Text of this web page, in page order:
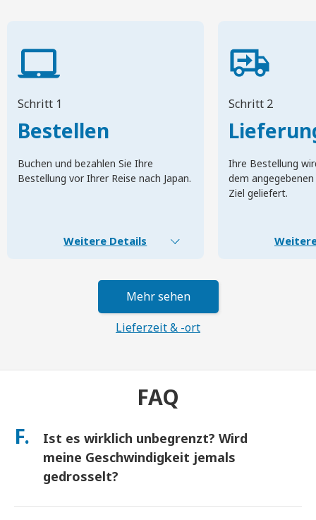
Schritt 1
Bestellen
Buchen und bezahlen Sie Ihre
Bestellung vor Ihrer Reise nach Japan.
Weitere Details
Schritt 2
Ihre Bestellung
dem
Ziel geliefert.
Mehr sehen
Lieferzeit & -ort
FAQ
F.
Ist es wirklich unbegrenzt? Wird
meine Geschwindigkeit jemals
gedrosselt?
Ja. Es ist wirklich unbegrenzt und wir wenden keine Fair Usage